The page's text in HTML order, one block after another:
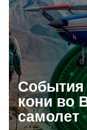
События
кони во
самолет